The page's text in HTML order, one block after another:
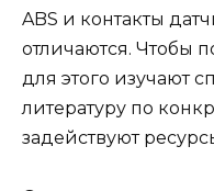
ABS и контакты
отличаются. Чтобы
для этого изучают
литературу по
задействуют